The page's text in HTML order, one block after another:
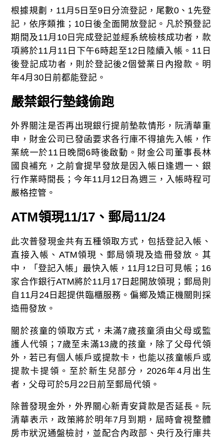
根據規劃，11月5日至9日分流登記，尾數0、1先登
記，依序類推；10日後全面開放登記。凡於預登記
期間及11月10日完成登記並經系統檢核成功者，款
項將於11月11日下午6時起至12日陸續入帳。11日
後登記成功者，則於登記後2個營業日內撥款。明
年4月30日前都能登記。
嚴禁銀行墊錢偷跑
外界關注是否再出現銀行提前墊款情形，阮清華重
申，財金公司已發函要求各行庫不得搶先入帳，作
業統一於11日晚間6時後啟動。財金公司董事長林
國良補充，之前會提早發放是因入帳日逢週一、銀
行作業時間長；今年11月12日為週三，入帳時程可
嚴格控管。
ATM領現11/17、郵局11/24
此次普發現金共有五種領取方式，包括登記入帳、
直接入帳、ATM領現、郵局領現及造冊發放。其
中，「登記入帳」最快入帳，11月12日可見帳；16
家合作銀行ATM將於11月17日起開放領現；郵局則
自11月24日起提供臨櫃服務。偏鄉及矯正機關則採
造冊發放。
關於孩童的領取方式，未滿7歲孩童須由父母或監
護人代領；7歲至未滿13歲的孩童，除了父母代領
外，若已有個人帳戶或提款卡，也能以孩童帳戶或
提款卡提領。至於新生兒部分，2026年4月出生
者，父母可於5月22日前至郵局代領。
除普發現金外，外界關心新青安貸款是否延長。阮
清華表示，政策將於明年7月到期，屆時會視整體
房市狀況通盤檢討，並配合內政部、央行及行庫共